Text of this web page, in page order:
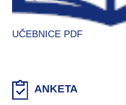
UČEBNICE PDF
ANKETA